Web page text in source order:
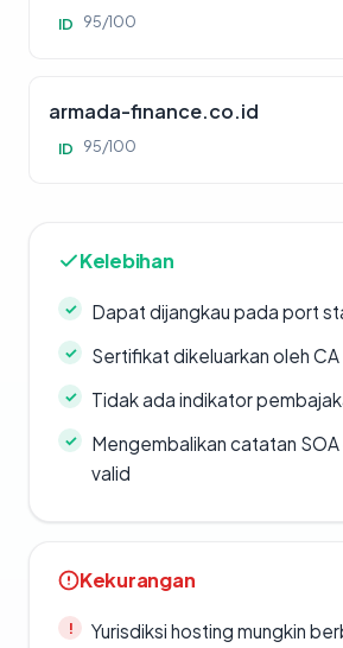
ID 95/100
armada-finance.co.id
ID 95/100
Kelebihan
Dapat dijangkau pada port
Sertifikat dikeluarkan oleh
Tidak ada indikator
Mengembalikan catatan SOA
valid
Kekurangan
Yurisdiksi hosting mungkin